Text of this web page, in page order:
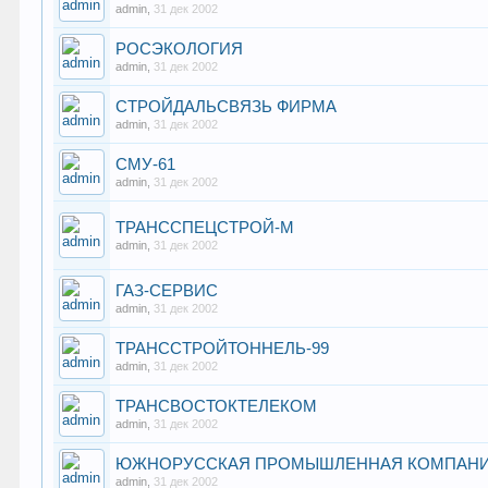
admin 31 дек 2002
РОСЭКОЛОГИЯ
admin 31 дек 2002
СТРОЙДАЛЬСВЯЗЬ ФИРМА
admin 31 дек 2002
СМУ-61
admin 31 дек 2002
ТРАНССПЕЦСТРОЙ-М
admin 31 дек 2002
ГАЗ-СЕРВИС
admin 31 дек 2002
ТРАНССТРОЙТОННЕЛЬ-99
admin 31 дек 2002
ТРАНСВОСТОКТЕЛЕКОМ
admin 31 дек 2002
ЮЖНОРУССКАЯ ПРОМЫШЛЕННАЯ
admin 31 дек 2002